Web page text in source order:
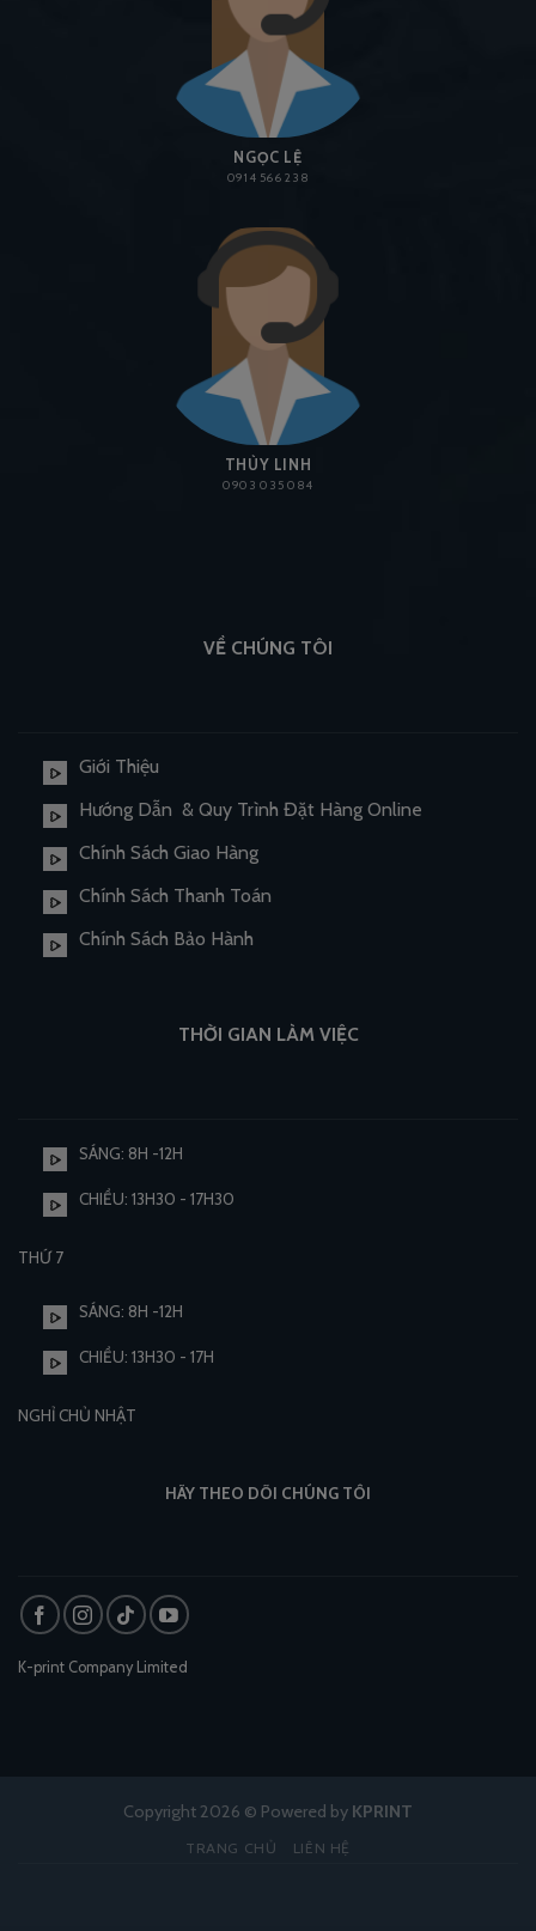
NGỌC LỆ
0914 566 238
THÙY LINH
0903 035 084
VỀ CHÚNG TÔI
Giới Thiệu
Hướng Dẫn & Quy Trình Đặt Hàng Online
Chính Sách Giao Hàng
Chính Sách Thanh Toán
Chính Sách Bảo Hành
THỜI GIAN LÀM VIỆC
SÁNG: 8H -12H
CHIỀU: 13H30 - 17H30
THỨ 7
SÁNG: 8H -12H
CHIỀU: 13H30 - 17H
NGHỈ CHỦ NHẬT
HÃY THEO DÕI CHÚNG TÔI
K-print Company Limited
Copyright 2026 © Powered by KPRINT
TRANG CHỦ LIÊN HỆ